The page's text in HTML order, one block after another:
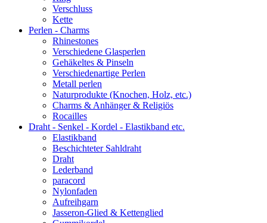
Verschluss
Kette
Perlen - Charms
Rhinestones
Verschiedene Glasperlen
Gehäkeltes & Pinseln
Verschiedenartige Perlen
Metall perlen
Naturprodukte (Knochen, Holz, etc.)
Charms & Anhänger & Religiös
Rocailles
Draht - Senkel - Kordel - Elastikband etc.
Elastikband
Beschichteter Sahldraht
Draht
Lederband
paracord
Nylonfaden
Aufreihgarn
Jasseron-Glied & Kettenglied